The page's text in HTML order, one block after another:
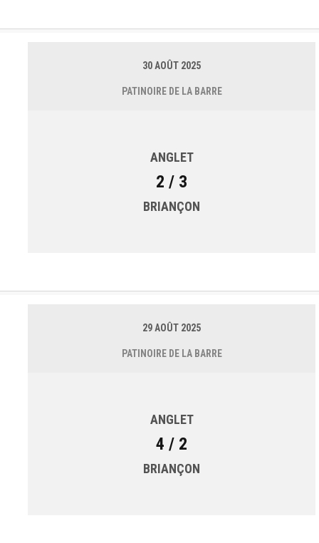
30 AOÛT 2025
PATINOIRE DE LA BARRE
ANGLET
2 / 3
BRIANÇON
29 AOÛT 2025
PATINOIRE DE LA BARRE
ANGLET
4 / 2
BRIANÇON